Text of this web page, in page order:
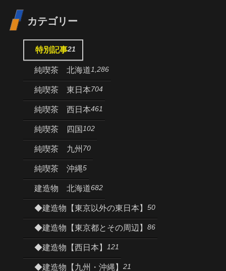
カテゴリー
特別記事21
純喫茶 北海道1,286
純喫茶 東日本704
純喫茶 西日本461
純喫茶 四国 102
純喫茶 九州 70
純喫茶 沖縄5
建造物 北海道682
◆建造物【東京以外の東日本】 50
◆建造物【東京都とその周辺】 86
◆建造物【西日本】 121
◆建造物【九州・沖縄】 21